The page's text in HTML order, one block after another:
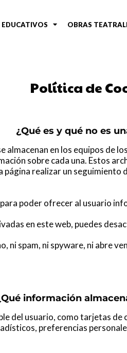
OBRAS
Política de
¿Qué es y qué no es
almacenan en los equipos de
sobre cada una. Estos
realizar un
poder ofrecer al usuario
en este web, puedes
ni spam, ni spyware, ni abre
información
del usuario, como tarjetas
preferencias